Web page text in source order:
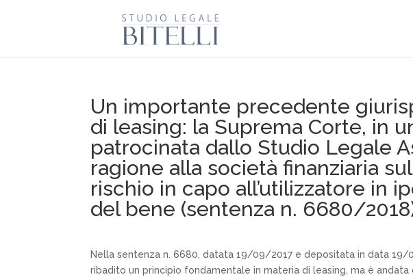
Un importante precedente
di leasing: la Suprema Corte, in
patrocinata dallo Studio Legale
ragione alla società finanziaria
rischio in capo all’utilizzatore in
del bene (sentenza n. 6680/
Nella sentenza n. 6680, datata 19/09/2017 e depositata in data 19/
ribadito un principio fondamentale in materia di leasing, ma è